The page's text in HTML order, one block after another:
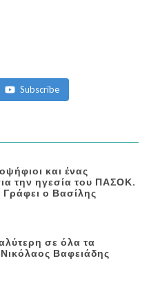
Subscribe
και ένας
την ηγεσία του ΠΑΣΟΚ.
Γράφει ο Βασίλης
σε όλα τα
Βαφειάδης